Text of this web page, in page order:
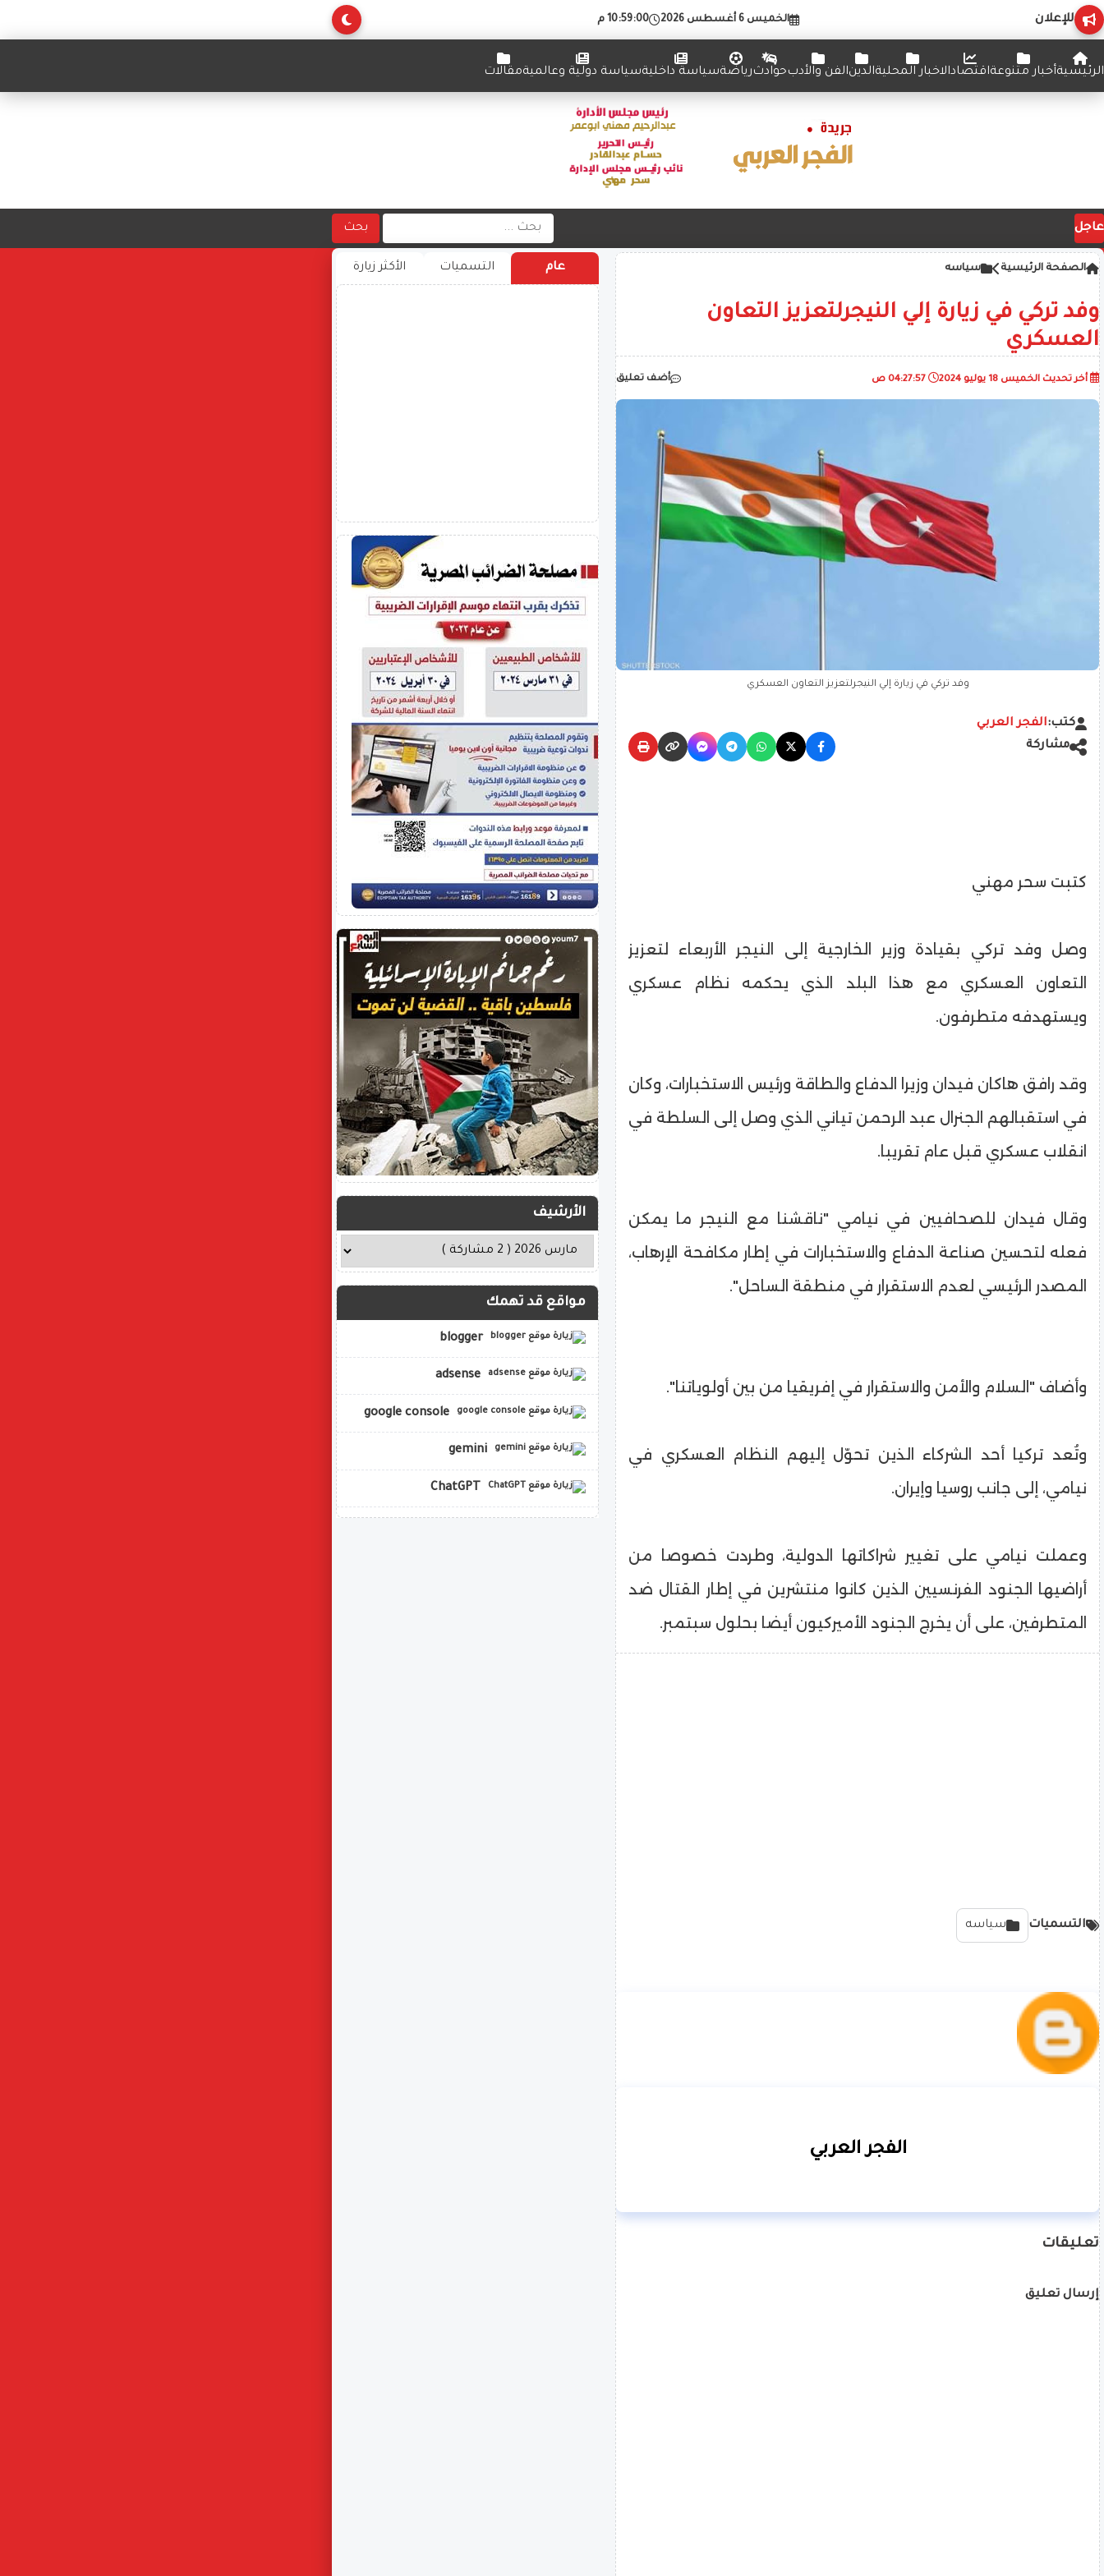
للإعلان الخميس 6 أغسطس 2026 10:59:00 م
الرئيسيةأخبار متنوعةاقتصادالاخبار المحليةالدينالفن والأدبحوادثرياضةسياسة داخليةسياسة دولية وعالميةمقالات
عاجل بحث
الصفحة الرئيسية سياسه
وفد تركي في زيارة إلي النيجرلتعزيز التعاون
العسكري
أخر تحديث الخميس 18 يوليو 2024 أضف تعليق
وفد تركي في زيارة إلي النيجرلتعزيز التعاون العسكري
كتب:الفجر العربي
مشاركة
كتبت سحر مهني
وصل وفد تركي بقيادة وزير الخارجية إلى النيجر الأربعاء لتعزيز
التعاون العسكري مع هذا البلد الذي يحكمه نظام عسكري
ويستهدفه متطرفون.
وقد رافق هاكان فيدان وزيرا الدفاع والطاقة ورئيس الاستخبارات، وكان
في استقبالهم الجنرال عبد الرحمن تياني الذي وصل إلى السلطة في
انقلاب عسكري قبل عام تقريبا.
وقال فيدان للصحافيين في نيامي "ناقشنا مع النيجر ما يمكن
فعله لتحسين صناعة الدفاع والاستخبارات في إطار مكافحة الإرهاب،
المصدر الرئيسي لعدم الاستقرار في منطقة الساحل".
وأضاف "السلام والأمن والاستقرار في إفريقيا من بين أولوياتنا".
وتُعد تركيا أحد الشركاء الذين تحوّل إليهم النظام العسكري في
نيامي، إلى جانب روسيا وإيران.
وعملت نيامي على تغيير شراكاتها الدولية، وطردت خصوصا من
أراضيها الجنود الفرنسيين الذين كانوا منتشرين في إطار القتال ضد
المتطرفين، على أن يخرج الجنود الأميركيون أيضا بحلول سبتمبر.
التسميات سياسه
الفجر العربي
تعليقات
إرسال تعليق
عام التسميات الأكثر زيارة
الأرشيف
مواقع قد تهمك
blogger